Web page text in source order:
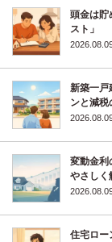
頭金は貯
スト」
新築一戸
ンと減税
変動金利
やさしく
住宅ロー